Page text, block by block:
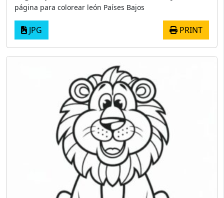
página para colorear león Países Bajos
JPG PRINT